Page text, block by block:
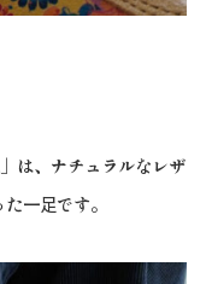
は、ナチュラルなレザ
一足です。